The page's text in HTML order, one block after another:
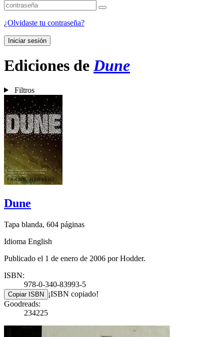
¿Olvidaste tu contraseña?
Iniciar sesión
Ediciones deDune
Filtros
Dune
Tapa blanda, 604 páginas
Idioma English
Publicado el 1 de enero de 2006 por Hodder.
ISBN:
978-0-340-83993-5
Copiar ISBN ¡ISBN copiado!
Goodreads:
234225